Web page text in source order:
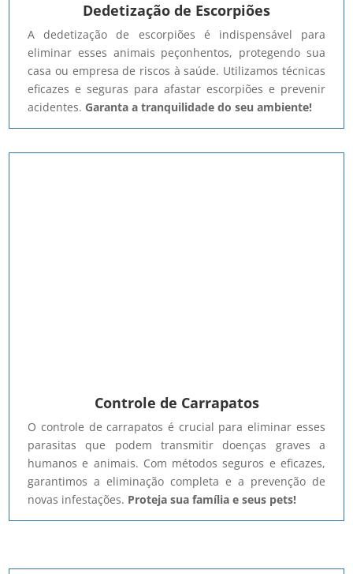
Dedetização de Escorpiões
A dedetização de escorpiões é indispensável para
eliminar esses animais peçonhentos, protegendo sua
casa ou empresa de riscos à saúde. Utilizamos técnicas
eficazes e seguras para afastar escorpiões e prevenir
acidentes. Garanta a tranquilidade do seu ambiente!
Controle de Carrapatos
O controle de carrapatos é crucial para eliminar esses
parasitas que podem transmitir doenças graves a
humanos e animais. Com métodos seguros e eficazes,
garantimos a eliminação completa e a prevenção de
novas infestações. Proteja sua família e seus pets!